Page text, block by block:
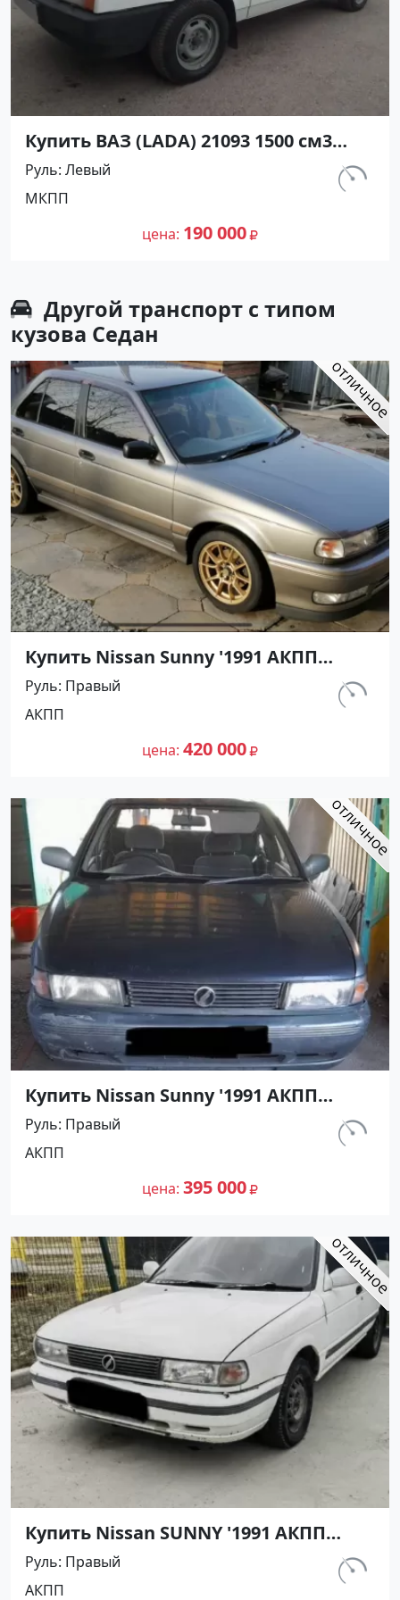
Купить ВАЗ (LADA) 21093 1500 см3
МКПП (70 л.с.) Бензин инжектор в
Ахтанизовская: цвет Белый Хетчбэк
1994 года по цене 190000 рублей,
объявление №26916 на сайте
Авторынок23
км.
Руль Левый
МКПП
цена 190 000
Другой транспорт с типом
кузова Седан
Купить Nissan Sunny '1991 АКПП
(1400/75 л.с.) Бензин инжектор
Воронежская цвет Серый Седан по
цене 420000 рублей, объявление
№27501 на сайте Авторынок23
км.
Руль Правый
АКПП
цена 420 000
Купить Nissan Sunny '1991 АКПП
(1400/75 л.с.) Бензин инжектор
Кореновск цвет Серый Седан по
цене 395000 рублей, объявление
№27500 на сайте Авторынок23
км.
Руль Правый
АКПП
цена 395 000
Купить Nissan SUNNY '1991 АКПП
(1400/75 л.с.) Бензин инжектор
Армавир цвет Черный Седан по
км.
Руль Правый
АКПП